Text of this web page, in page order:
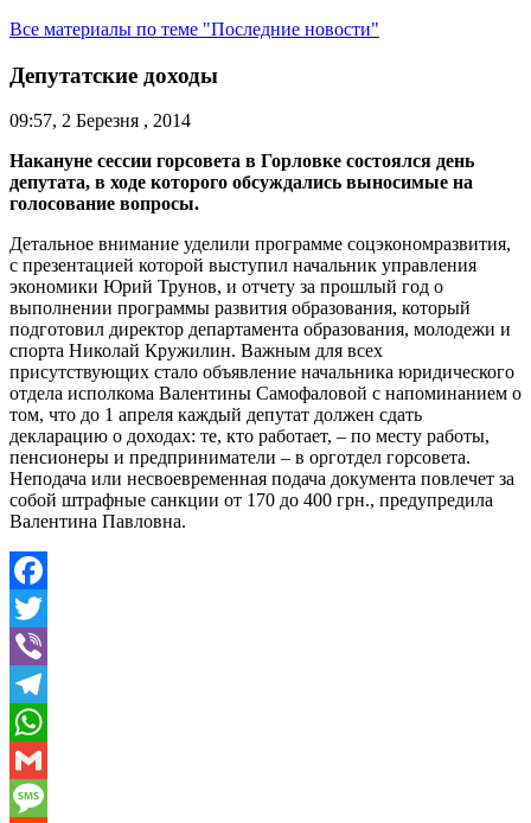
Все материалы по теме "Последние новости"
Депутатские доходы
09:57, 2 Березня , 2014
Накануне сессии горсовета в Горловке состоялся день
депутата, в ходе которого обсуждались выносимые на
голосование вопросы.
Детальное внимание уделили программе соцэкономразвития,
с презентацией которой выступил начальник управления
экономики Юрий Трунов, и отчету за прошлый год о
выполнении программы развития образования, который
подготовил директор департамента образования, молодежи и
спорта Николай Кружилин. Важным для всех
присутствующих стало объявление начальника юридического
отдела исполкома Валентины Самофаловой с напоминанием о
том, что до 1 апреля каждый депутат должен сдать
декларацию о доходах: те, кто работает, – по месту работы,
пенсионеры и предприниматели – в орготдел горсовета.
Неподача или несвоевременная подача документа повлечет за
собой штрафные санкции от 170 до 400 грн., предупредила
Валентина Павловна.
Facebook
Twitter
Viber
Telegram
WhatsApp
Gmail